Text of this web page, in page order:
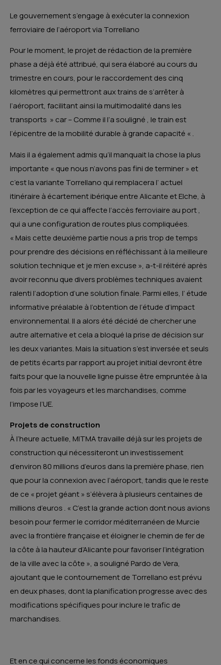
Le gouvernement s’engage à exécuter la connexion
ferroviaire de l’aéroport via Torrellano
Pour le moment, le projet de rédaction de la première
phase a déjà été attribué, qui sera élaboré au cours du
trimestre en cours, pour le raccordement des cinq
kilomètres qui permettront aux trains de s’arrêter à
l’aéroport, facilitant ainsi la multimodalité dans les
transports » car – Comme il l’a souligné , le train est
l’épicentre de la mobilité durable à grande capacité « .
Mais il a également admis qu’il manquait la chose la plus
importante « que nous n’avons pas fini de terminer » et
c’est la variante Torrellano qui remplacera l’ actuel
itinéraire à écartement ibérique entre Alicante et Elche, à
l’exception de ce qui affecte l’accès ferroviaire au port ,
qui a une configuration de routes plus compliquées.
« Mais cette deuxième partie nous a pris trop de temps
pour prendre des décisions en réfléchissant à la meilleure
solution technique et je m’en excuse », a-t-il réitéré après
avoir reconnu que divers problèmes techniques avaient
ralenti l’adoption d’une solution finale. Parmi elles, l’ étude
informative préalable à l’obtention de l’étude d’impact
environnemental. Il a alors été décidé de chercher une
autre alternative et cela a bloqué la prise de décision sur
les deux variantes. Mais la situation s’est inversée et seuls
de petits écarts par rapport au projet initial devront être
faits pour que la nouvelle ligne puisse être empruntée à la
fois par les voyageurs et les marchandises, comme
l’impose l’UE.
Projets de construction
À l’heure actuelle, MITMA travaille déjà sur les projets de
construction qui nécessiteront un investissement
d’environ 80 millions d’euros dans la première phase, rien
que pour la connexion avec l’aéroport, tandis que le reste
de ce « projet géant » s’élèvera à plusieurs centaines de
millions d’euros . « C’est la grande action dont nous avions
besoin pour fermer le corridor méditerranéen de Murcie
avec la frontière française et éloigner le chemin de fer de
la côte à la hauteur d’Alicante pour favoriser l’intégration
de la ville avec la côte », a souligné Pardo de Vera,
ajoutant que le contournement de Torrellano est prévu
en deux phases, dont la planification progresse avec des
modifications spécifiques pour inclure le trafic de
marchandises.
Et en ce qui concerne les fonds économiques